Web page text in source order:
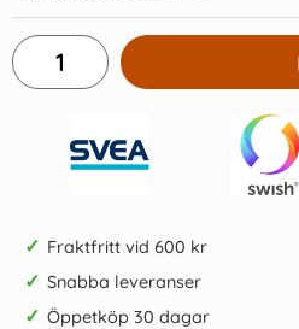
✓ Fraktfritt vid 600 kr
✓ Snabba leveranser
✓ Öppetköp 30 dagar